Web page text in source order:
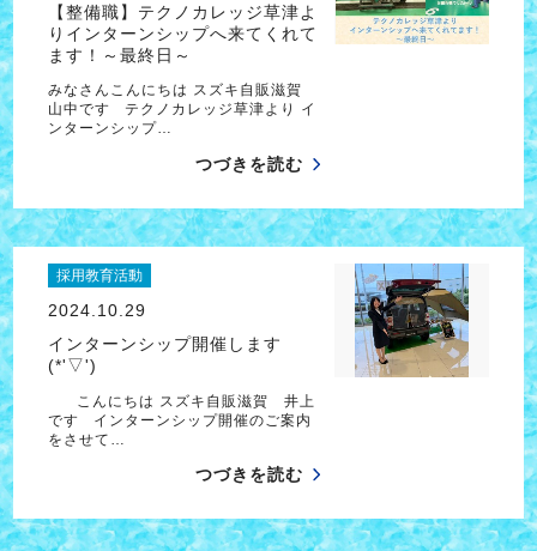
【整備職】テクノカレッジ草津よ
りインターンシップへ来てくれて
ます！～最終日～
みなさんこんにちは スズキ自販滋賀
山中です テクノカレッジ草津より イ
ンターンシップ…
つづきを読む
採用教育活動
2024.10.29
インターンシップ開催します
(*'▽')
こんにちは スズキ自販滋賀 井上
です インターンシップ開催のご案内
をさせて…
つづきを読む